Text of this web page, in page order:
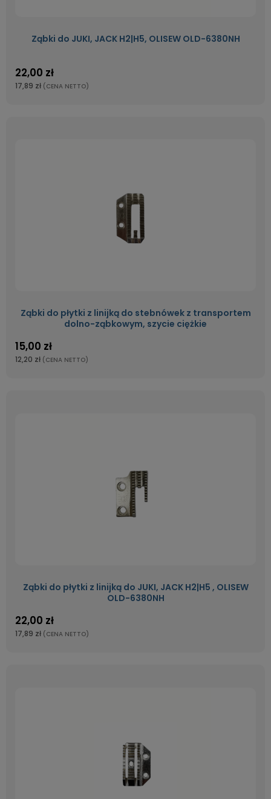
Ząbki do JUKI, JACK H2|H5, OLISEW OLD-6380NH
22,00 zł
17,89 zł (CENA NETTO)
Ząbki do płytki z linijką do stebnówek z transportem
dolno-ząbkowym, szycie ciężkie
15,00 zł
12,20 zł (CENA NETTO)
Ząbki do płytki z linijką do JUKI, JACK H2|H5 , OLISEW
OLD-6380NH
22,00 zł
17,89 zł (CENA NETTO)